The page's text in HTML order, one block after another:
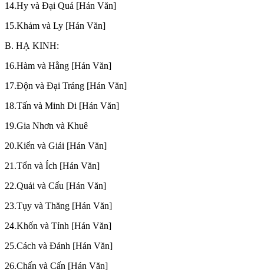
14.Hy và Đại Quá [Hán Văn]
15.Khảm và Ly [Hán Văn]
B. HẠ KINH:
16.Hàm và Hằng [Hán Văn]
17.Độn và Đại Tráng [Hán Văn]
18.Tấn và Minh Di [Hán Văn]
19.Gia Nhơn và Khuê
20.Kiển và Giải [Hán Văn]
21.Tổn và Ích [Hán Văn]
22.Quải và Cấu [Hán Văn]
23.Tụy và Thăng [Hán Văn]
24.Khốn và Tỉnh [Hán Văn]
25.Cách và Đảnh [Hán Văn]
26.Chấn và Cấn [Hán Văn]